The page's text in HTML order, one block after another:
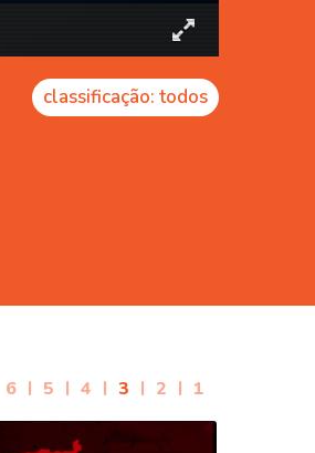
classificação: todos
6 | 5 | 4 | 3 | 2 | 1